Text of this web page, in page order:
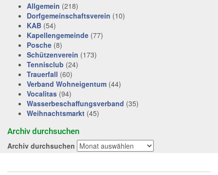
Allgemein (218)
Dorfgemeinschaftsverein (10)
KAB (54)
Kapellengemeinde (77)
Posche (8)
Schützenverein (173)
Tennisclub (24)
Trauerfall (60)
Verband Wohneigentum (44)
Vocalitas (94)
Wasserbeschaffungsverband (35)
Weihnachtsmarkt (45)
Archiv durchsuchen
Archiv durchsuchen